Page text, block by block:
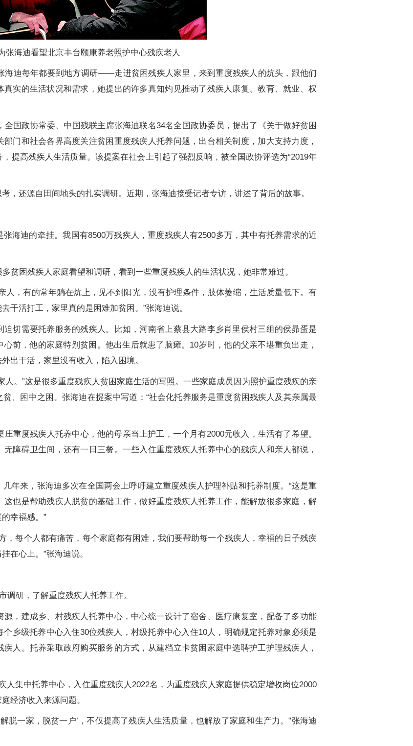
张海迪看望北京丰台颐康养老照护中心残疾老人
迪每年都要到地方调研——走进贫困残疾人家里，来到重度残疾人的炕头，跟他们
实的生活状况和需求，她提出的许多真知灼见推动了残疾人康复、教育、就业、权
政协常委、中国残联主席张海迪联名34名全国政协委员，提出了《关于做好贫困
门和社会各界高度关注贫困重度残疾人托养问题，出台相关制度，加大支持力度，
提高残疾人生活质量。该提案在社会上引起了强烈反响，被全国政协评选为“2019年
还源自田间地头的扎实调研。近期，张海迪接受记者专访，讲述了背后的故事。
迪的牵挂。我国有8500万残疾人，重度残疾人有2500多万，其中有托养需求的近
困残疾人家庭看望和调研，看到一些重度残疾人的生活状况，她非常难过。
，有的常年躺在炕上，见不到阳光，没有护理条件，肢体萎缩，生活质量低下。有
干活打工，家里真的是困难加贫困。”张海迪说。
需要托养服务的残疾人。比如，河南省上蔡县大路李乡肖里侯村三组的侯昴蛋是
前，他的家庭特别贫困。他出生后就患了脑瘫。10岁时，他的父亲不堪重负出走，
出干活，家里没有收入，陷入困境。
。”这是很多重度残疾人贫困家庭生活的写照。一些家庭成员因为照护重度残疾的亲
、困中之困。张海迪在提案中写道：“社会化托养服务是重度贫困残疾人及其亲属最
度残疾人托养中心，他的母亲当上护工，一个月有2000元收入，生活有了希望。
障碍卫生间，还有一日三餐。一些入住重度残疾人托养中心的残疾人和亲人都说，
来，张海迪多次在全国两会上呼吁建立重度残疾人护理补贴和托养制度。“这是重
也是帮助残疾人脱贫的基础工作，做好重度残疾人托养工作，能解放很多家庭，解
幸福感。”
每个人都有痛苦，每个家庭都有困难，我们要帮助每一个残疾人，幸福的日子残疾
在心上。”张海迪说。
研，了解重度残疾人托养工作。
建成乡、村残疾人托养中心，中心统一设计了宿舍、医疗康复室，配备了多功能
乡级托养中心入住30位残疾人，村级托养中心入住10人，明确规定托养对象必须是
人。托养采取政府购买服务的方式，从建档立卡贫困家庭中选聘护工护理残疾人，
集中托养中心，入住重度残疾人2022名，为重度残疾人家庭提供稳定增收岗位2000
经济收入来源问题。
一家，脱贫一户’，不仅提高了残疾人生活质量，也解放了家庭和生产力。”张海迪